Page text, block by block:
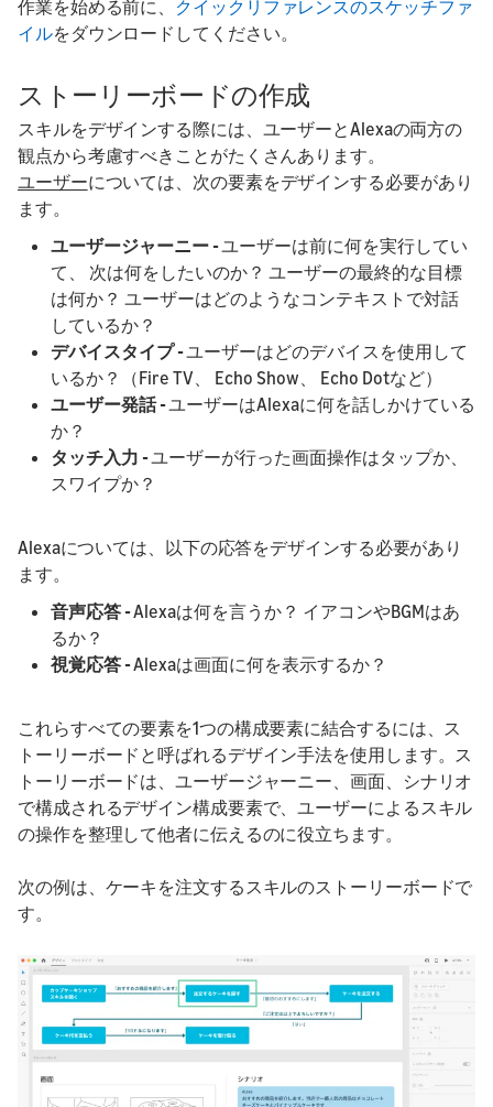
作業を始める前に、 クイックリファレンスのスケッチファ
イルをダウンロードしてください。
ストーリーボードの作成
スキルをデザインする際には、ユーザーとAlexaの両方の
観点から考慮すべきことがたくさんあります。
ユーザーについては、次の要素をデザインする必要があり
ます。
ユーザージャーニー -ユーザーは前に何を実行してい
て、 次は何をしたいのか？ ユーザーの最終的な目標
は何か？ ユーザーはどのようなコンテキストで対話
しているか？
デバイスタイプ -ユーザーはどのデバイスを使用して
いるか？（Fire TV、 Echo Show、 Echo Dotなど）
ユーザー発話 -ユーザーはAlexaに何を話しかけている
か？
タッチ入力 -ユーザーが行った画面操作はタップか、
スワイプか？
Alexaについては、以下の応答をデザインする必要があり
ます。
音声応答 -Alexaは何を言うか？ イアコンやBGMはあ
るか？
視覚応答 -Alexaは画面に何を表示するか？
これらすべての要素を1つの構成要素に結合するには、ス
トーリーボードと呼ばれるデザイン手法を使用します。ス
トーリーボードは、ユーザージャーニー、画面、シナリオ
で構成されるデザイン構成要素で、ユーザーによるスキル
の操作を整理して他者に伝えるのに役立ちます。
次の例は、ケーキを注文するスキルのストーリーボードで
す。